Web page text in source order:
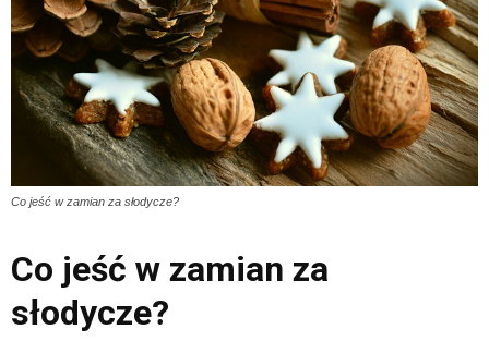
Co jeść w zamian za słodycze?
Co jeść w zamian za
słodycze?